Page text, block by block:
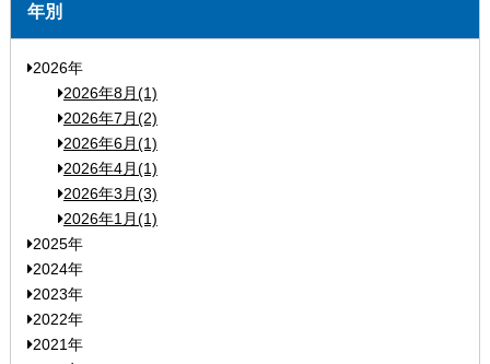
年別
2026年
2026年8月(1)
2026年7月(2)
2026年6月(1)
2026年4月(1)
2026年3月(3)
2026年1月(1)
2025年
2024年
2023年
2022年
2021年